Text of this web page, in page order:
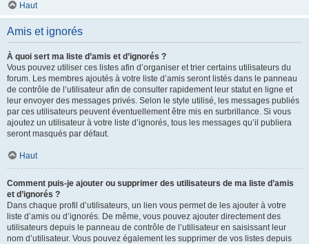
Haut
Amis et ignorés
À quoi sert ma liste d’amis et d’ignorés ?
Vous pouvez utiliser ces listes afin d’organiser et trier certains utilisateurs du
forum. Les membres ajoutés à votre liste d’amis seront listés dans le panneau
de contrôle de l’utilisateur afin de consulter rapidement leur statut en ligne et
leur envoyer des messages privés. Selon le style utilisé, les messages publiés
par ces utilisateurs peuvent éventuellement être mis en surbrillance. Si vous
ajoutez un utilisateur à votre liste d’ignorés, tous les messages qu’il publiera
seront masqués par défaut.
Haut
Comment puis-je ajouter ou supprimer des utilisateurs de ma liste d’amis
et d’ignorés ?
Dans chaque profil d’utilisateurs, un lien vous permet de les ajouter à votre
liste d’amis ou d’ignorés. De même, vous pouvez ajouter directement des
utilisateurs depuis le panneau de contrôle de l’utilisateur en saisissant leur
nom d’utilisateur. Vous pouvez également les supprimer de vos listes depuis